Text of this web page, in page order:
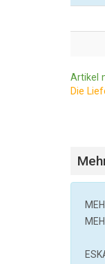
Artikel
Die